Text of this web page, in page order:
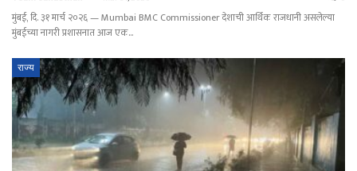
मुंबई, दि. ३१ मार्च २०२६ — Mumbai BMC Commissioner देशाची आर्थिक राजधानी असलेल्या
मुंबईच्या नागरी प्रशासनात आज एक…
राज्य